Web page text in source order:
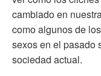
cambiado en
como algunos de
sexos en el pasado
sociedad actual.